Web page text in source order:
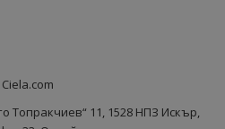
Ciela.com
Топракчиев“ 11, 1528 НПЗ Искър,